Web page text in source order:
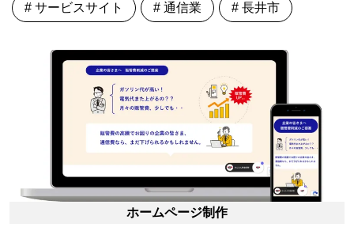
# サービスサイト # 通信業 # 長井市
ホームページ制作